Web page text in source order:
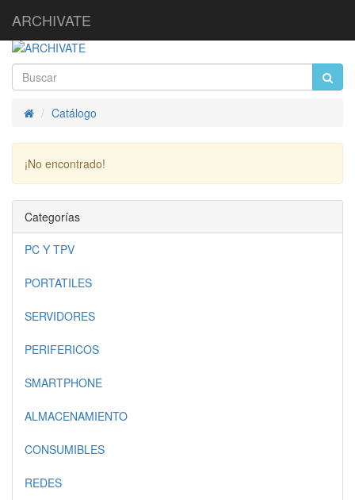
ARCHIVATE
InicioCatálogo
¡No encontrado!
Categorías
PC Y TPV
PORTATILES
SERVIDORES
PERIFERICOS
SMARTPHONE
ALMACENAMIENTO
CONSUMIBLES
REDES